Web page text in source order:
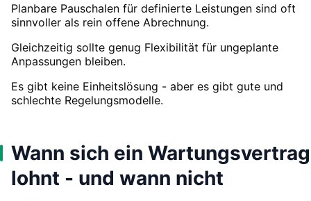
Planbare Pauschalen für definierte Leistungen sind oft
sinnvoller als rein offene Abrechnung.
Gleichzeitig sollte genug Flexibilität für ungeplante
Anpassungen bleiben.
Es gibt keine Einheitslösung - aber es gibt gute und
schlechte Regelungsmodelle.
Wann sich ein Wartungsvertrag
lohnt - und wann nicht